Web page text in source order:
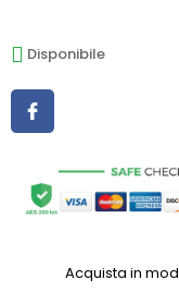
Disponibile
Acquista in